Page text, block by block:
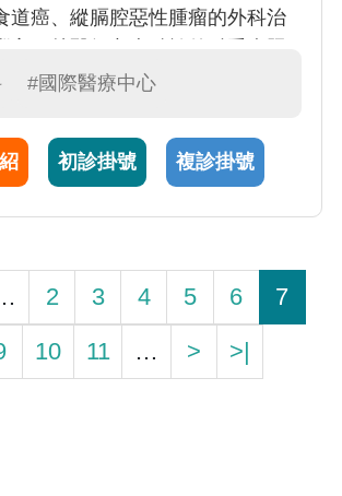
道癌、縱膈腔惡性腫瘤的外科治
科病人最佳的術後照顧。林醫師
詢，以達到最佳效果。
醫師
#國際醫療中心
初診掛號 複診掛號
2 3 4 5 6
7
10 11 … > >|